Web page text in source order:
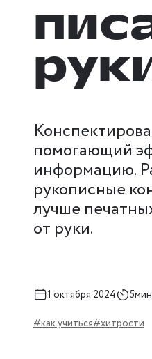
помогающий
информацию.
рукописные
лучше
от руки.
1 октября 2024
#как учиться#хитрости